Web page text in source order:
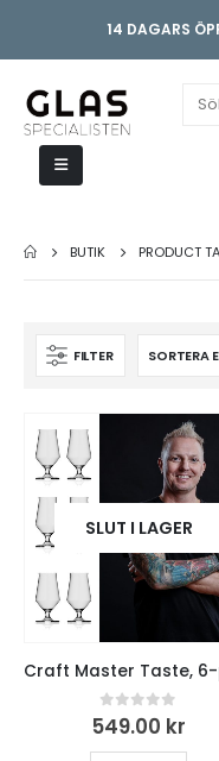
14 DAGARS
BUTIK PRODUCT
FILTER
SLUT I LAGER
0 out of 5
549.00 kr